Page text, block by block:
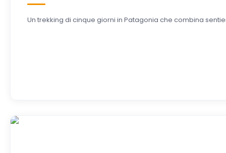
Un trekking di cinque giorni in Patagonia che combina